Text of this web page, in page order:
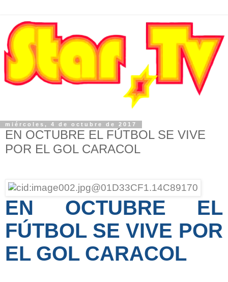
miércoles, 4 de octubre de 2017
EN OCTUBRE EL FÚTBOL SE VIVE
POR EL GOL CARACOL
EN OCTUBRE EL
FÚTBOL SE VIVE POR
EL GOL CARACOL